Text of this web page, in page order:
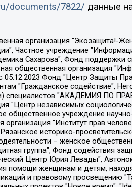
documents/7822/ данные
Время, Татаро-башкирская служба Радио Свобода (Azatliq Radiosi), Радио Свободная Европа/Радио Свобода (PCE/PC), "Сибирь.Реалии", "Фактограф", Благотворительный фонд помощи осужденным и их семьям, Автономная некоммерческая организация "Институт глобализации и социальных движений", Фонд "В защиту прав заключенных", Частное учреждение "Центр поддержки и содействия развитию средств массовой информации", Пензенский региональный общественный благотворительный фонд "Гражданский союз", "Север.Реалии", Некоммерческая организация Фонд "Правовая инициатива", Общество с ограниченной ответственностью "Радио Свободная Европа/Радио Свобода", Чешское информационное агентство "MEDIUM-ORIENT", Красноярская региональная общественная организация "Мы против СПИДа", Камалягин Денис Николаевич, Маркелов Сергей Евгеньевич, Пономарев Лев Александрович, Савицкая Людмила Алексеевна, Автономная некоммерческая организация "Центр по работе с проблемой насилия "НАСИЛИЮ.НЕТ", Межрегиональный профессиональный союз работников здравоохранения "Альянс врачей", Юридическое лицо, зарегистрированное в Латвийской Республике, SIA "Medusa Project" (регистрационный номер 40103797863, дата регистрации 10.06.2014), Некоммерческая организация "Фонд по борьбе с коррупцией", Автономная некоммерческая организация "Институт права и публичной политики", Баданин Роман Сергеевич, Гликин Максим Александрович, Железнова Мария Михайловна, Лукьянова Юлия Сергеевна, Маетная Елизавета Витальевна, Маняхин Петр Борисович, Чуракова Ольга Владимировна, Ярош Юлия Петровна, Юридическое лицо "The Insider SIA", зарегистрированное в Риге, Латвийская Республика (дата регистрации 26.06.2015), являющееся администратором доменного имени интернет-издания "The Insider SIA", https://theins.ru, Постернак Алексей Евгеньевич, Рубин Михаил Аркадьевич, Анин Роман Александрович, Юридическое лицо Istories fonds, зарегистрированное в Латвийской Республике (регистрационный номер 50008295751, дата регистрации 24.02.2020), Великовский Дмитрий Александрович, Долинина Ирина Николаевна,